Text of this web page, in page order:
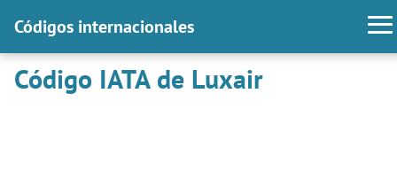
Códigos internacionales
Código IATA de Luxair